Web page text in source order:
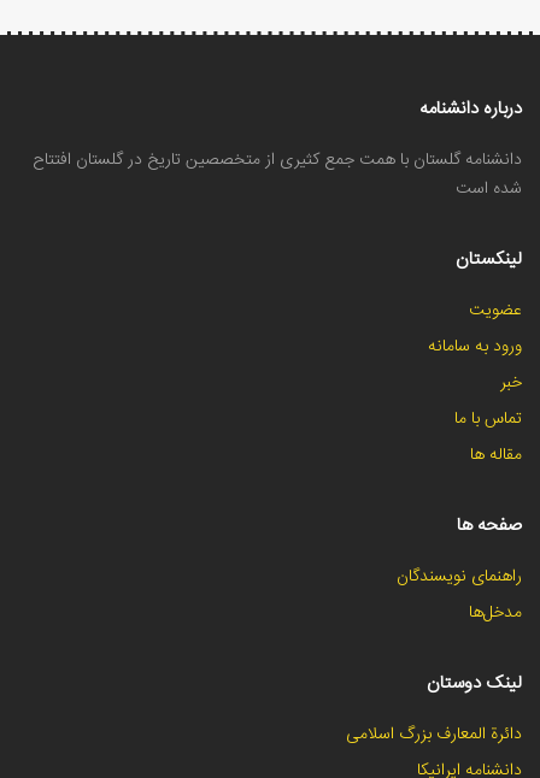
درباره دانشنامه
دانشنامه گلستان با همت جمع کثیری از متخصصین تاریخ در گلستان افتتاح
شده است
لینکستان
عضویت
ورود به سامانه
خبر
تماس با ما
مقاله ها
صفحه ها
راهنمای نویسندگان
مدخل‌ها
لینک دوستان
دائرة المعارف بزرگ اسلامی
دانشنامه ایرانیکا